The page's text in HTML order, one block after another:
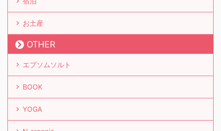
宿泊
お土産
OTHER
エプソムソルト
BOOK
YOGA